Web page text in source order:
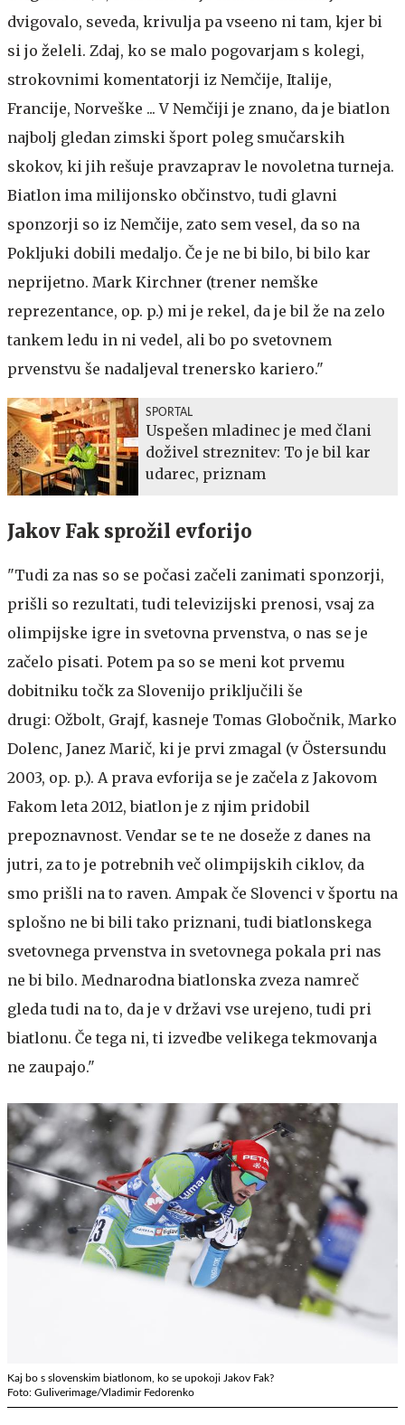
dvigovalo, seveda, krivulja pa vseeno ni tam, kjer bi
si jo želeli. Zdaj, ko se malo pogovarjam s kolegi,
strokovnimi komentatorji iz Nemčije, Italije,
Francije, Norveške ... V Nemčiji je znano, da je biatlon
najbolj gledan zimski šport poleg smučarskih
skokov, ki jih rešuje pravzaprav le novoletna turneja.
Biatlon ima milijonsko občinstvo, tudi glavni
sponzorji so iz Nemčije, zato sem vesel, da so na
Pokljuki dobili medaljo. Če je ne bi bilo, bi bilo kar
neprijetno. Mark Kirchner (trener nemške
reprezentance, op. p.) mi je rekel, da je bil že na zelo
tankem ledu in ni vedel, ali bo po svetovnem
prvenstvu še nadaljeval trenersko kariero."
SPORTAL
Uspešen mladinec je med člani
doživel streznitev: To je bil kar
udarec, priznam
Jakov Fak sprožil evforijo
"Tudi za nas so se počasi začeli zanimati sponzorji,
prišli so rezultati, tudi televizijski prenosi, vsaj za
olimpijske igre in svetovna prvenstva, o nas se je
začelo pisati. Potem pa so se meni kot prvemu
dobitniku točk za Slovenijo priključili še
drugi: Ožbolt, Grajf, kasneje Tomas Globočnik, Marko
Dolenc, Janez Marič, ki je prvi zmagal (v Östersundu
2003, op. p.). A prava evforija se je začela z Jakovom
Fakom leta 2012, biatlon je z njim pridobil
prepoznavnost. Vendar se te ne doseže z danes na
jutri, za to je potrebnih več olimpijskih ciklov, da
smo prišli na to raven. Ampak če Slovenci v športu na
splošno ne bi bili tako priznani, tudi biatlonskega
svetovnega prvenstva in svetovnega pokala pri nas
ne bi bilo. Mednarodna biatlonska zveza namreč
gleda tudi na to, da je v državi vse urejeno, tudi pri
biatlonu. Če tega ni, ti izvedbe velikega tekmovanja
ne zaupajo."
Kaj bo s slovenskim biatlonom, ko se upokoji Jakov Fak?
Foto: Guliverimage/Vladimir Fedorenko